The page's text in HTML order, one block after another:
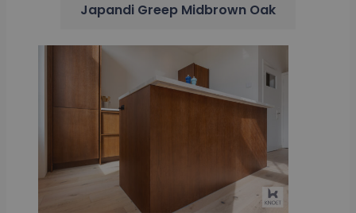
Japandi Greep Midbrown Oak